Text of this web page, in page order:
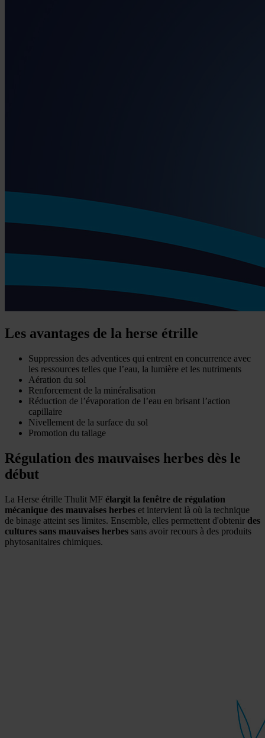
Les avantages de la herse étrille
Suppression des adventices qui entrent en concurrence avec
les ressources telles que l’eau, la lumière et les nutriments
Aération du sol
Renforcement de la minéralisation
Réduction de l’évaporation de l’eau en brisant l’action
capillaire
Nivellement de la surface du sol
Promotion du tallage
Régulation des mauvaises herbes dès le
début
La Herse étrille Thulit MF élargit la fenêtre de régulation
mécanique des mauvaises herbes et intervient là où la technique
de binage atteint ses limites. Ensemble, elles permettent d'obtenir des
cultures sans mauvaises herbes sans avoir recours à des produits
phytosanitaires chimiques.